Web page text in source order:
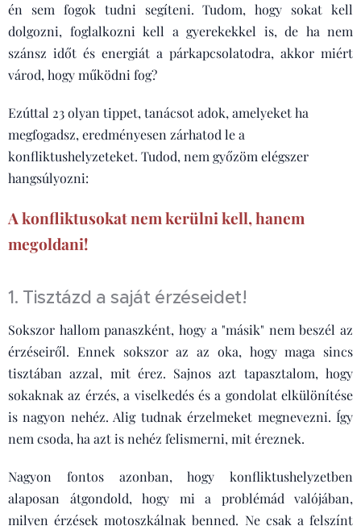
én sem fogok tudni segíteni. Tudom, hogy sokat kell
dolgozni, foglalkozni kell a gyerekekkel is, de ha nem
szánsz időt és energiát a párkapcsolatodra, akkor miért
várod, hogy működni fog?
Ezúttal 23 olyan tippet, tanácsot adok, amelyeket ha
megfogadsz, eredményesen zárhatod le a
konfliktushelyzeteket. Tudod, nem győzöm elégszer
hangsúlyozni:
A konfliktusokat nem kerülni kell, hanem
megoldani!
1. Tisztázd a saját érzéseidet!
Sokszor hallom panaszként, hogy a "másik" nem beszél az
érzéseiről. Ennek sokszor az az oka, hogy maga sincs
tisztában azzal, mit érez. Sajnos azt tapasztalom, hogy
sokaknak az érzés, a viselkedés és a gondolat elkülönítése
is nagyon nehéz. Alig tudnak érzelmeket megnevezni. Így
nem csoda, ha azt is nehéz felismerni, mit éreznek.
Nagyon fontos azonban, hogy konfliktushelyzetben
alaposan átgondold, hogy mi a problémád valójában,
milyen érzések motoszkálnak benned. Ne csak a felszínt